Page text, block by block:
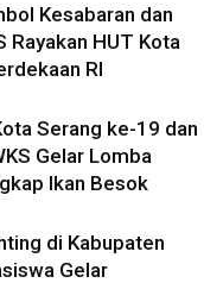
Kesabaran dan
Rayakan HUT Kota
RI
Serang ke-19 dan
Gelar Lomba
Ikan Besok
di Kabupaten
Gelar